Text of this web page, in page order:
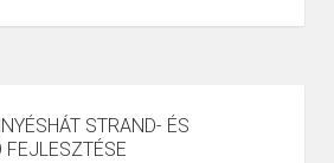
STRAND- ÉS
FEJLESZTÉSE